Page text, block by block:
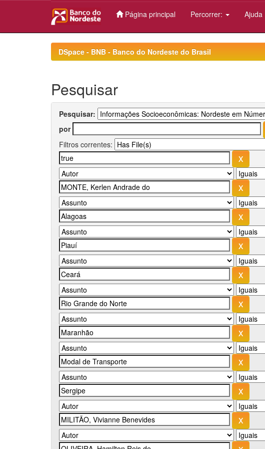
Página principal Percorrer: Ajuda
DSpace - BNB - Banco do Nordeste do Brasil
Pesquisar
Pesquisar:
por
Filtros correntes: